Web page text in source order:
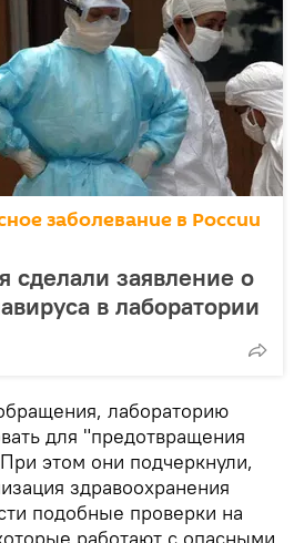
заболевание в России
сделали заявление о
в лаборатории
лабораторию
для "предотвращения
этом они подчеркнули,
здравоохранения
подобные проверки на
работают с опасными